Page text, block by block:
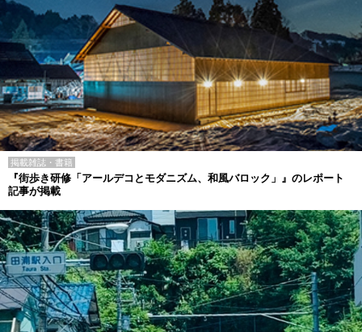
掲載雑誌・書籍
『街歩き研修「アールデコとモダニズム、和風バロック」』のレポート
記事が掲載